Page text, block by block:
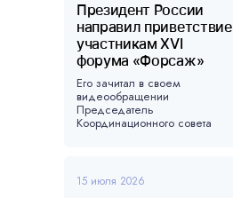
Президент России
направил приветствие
участникам XVI
форума «Форсаж»
Его зачитал в своем
видеообращении
Председатель
Координационного совета
15 июля 2026